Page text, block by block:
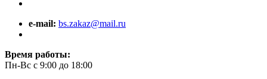
e-mail: bs.zakaz@mail.ru
Время работы:
Пн-Вс с 9:00 до 18:00